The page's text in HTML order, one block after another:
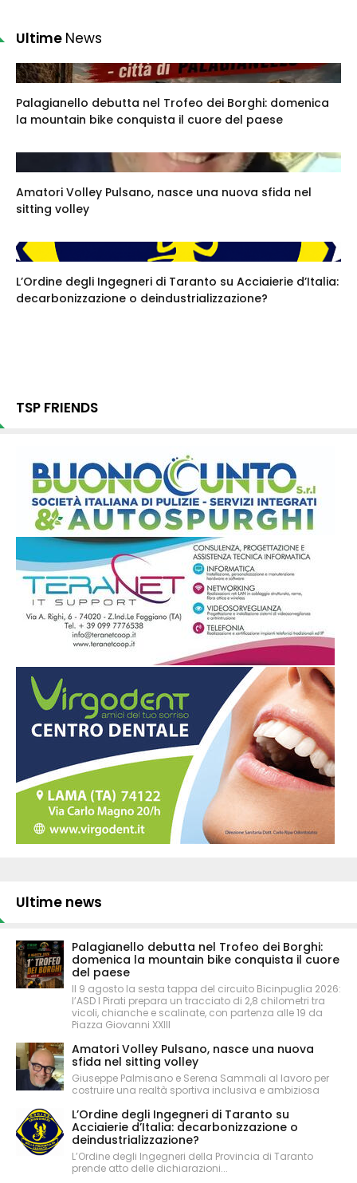
Ultime News
Palagianello debutta nel Trofeo dei Borghi: domenica
la mountain bike conquista il cuore del paese
Amatori Volley Pulsano, nasce una nuova sfida nel
sitting volley
L’Ordine degli Ingegneri di Taranto su Acciaierie d’Italia:
decarbonizzazione o deindustrializzazione?
TSP FRIENDS
Ultime news
Palagianello debutta nel Trofeo dei Borghi:
domenica la mountain bike conquista il cuore
del paese
Il 9 agosto la sesta tappa del circuito Bicinpuglia 2026:
l’ASD I Pirati prepara un tracciato di 2,8 chilometri tra
vicoli, chianche e scalinate, con partenza alle 19 da
Piazza Giovanni XXIII
Amatori Volley Pulsano, nasce una nuova
sfida nel sitting volley
Giuseppe Palmisano e Serena Sammali al lavoro per
costruire una realtà sportiva inclusiva e ambiziosa
L’Ordine degli Ingegneri di Taranto su
Acciaierie d’Italia: decarbonizzazione o
deindustrializzazione?
L’Ordine degli Ingegneri della Provincia di Taranto
prende atto delle dichiarazioni...